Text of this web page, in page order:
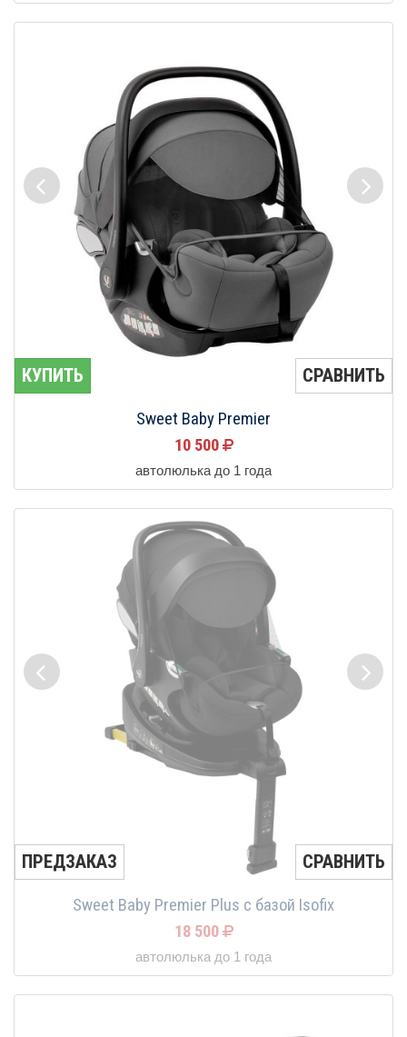
КУПИТЬ СРАВНИТЬ
Sweet Baby Premier
10 500
автолюлька до 1 года
ПРЕДЗАКАЗ СРАВНИТЬ
Sweet Baby Premier Plus c базой Isofix
18 500
автолюлька до 1 года